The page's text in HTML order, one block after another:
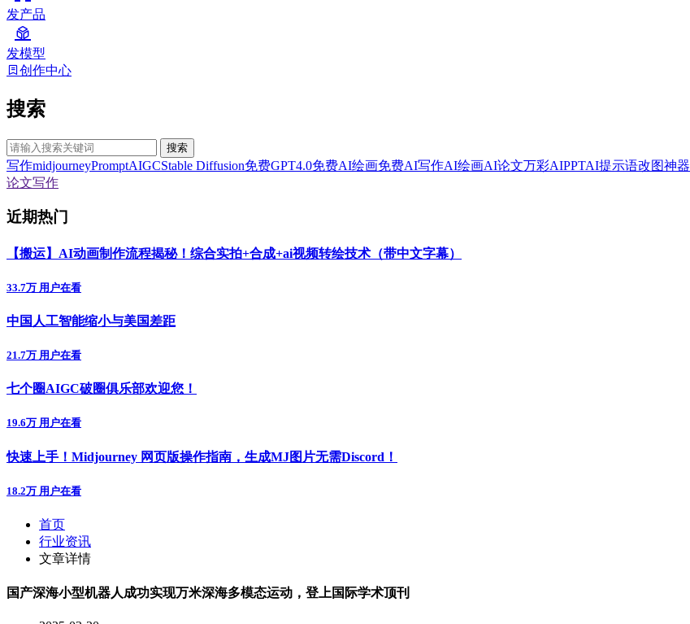
发产品
发模型
创作中心
搜索
搜索
写作midjourneyPromptAIGCStable Diffusion免费GPT4.0免费AI绘画免费AI写作AI绘画AI论文万彩AIPPTAI提示语改图神器
论文写作
近期热门
【搬运】AI动画制作流程揭秘！综合实拍+合成+ai视频转绘技术（带中文字幕）
33.7万 用户在看
中国人工智能缩小与美国差距
21.7万 用户在看
七个圈AIGC破圈俱乐部欢迎您！
19.6万 用户在看
快速上手！Midjourney 网页版操作指南，生成MJ图片无需Discord！
18.2万 用户在看
首页
行业资讯
文章详情
国产深海小型机器人成功实现万米深海多模态运动，登上国际学术顶刊